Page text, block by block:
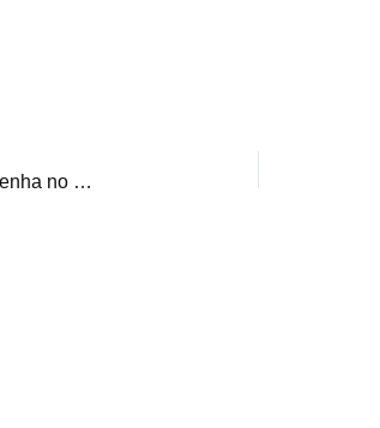
Fica a Dica – Participe de uma Confraria de Fogão à lenha no Paladino